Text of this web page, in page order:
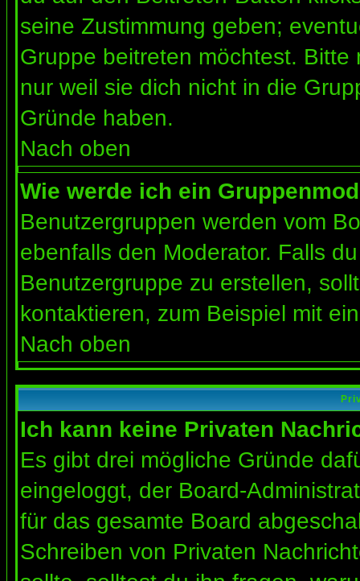
seine Zustimmung geben;
Gruppe beitreten möchtest.
nur weil sie dich nicht in die
Gründe haben.
Nach oben
Wie werde ich ein
Benutzergruppen werden vom
ebenfalls den Moderator. Falls
Benutzergruppe zu erstellen,
kontaktieren, zum Beispiel mit
Nach oben
Ich kann keine Privaten
Es gibt drei mögliche Gründe
eingeloggt, der Board-
für das gesamte Board
Schreiben von Privaten